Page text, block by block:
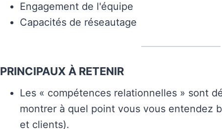
Engagement de l'équipe
Capacités de réseautage
PRINCIPAUX À RETENIR
Les « compétences relationnelles » sont
montrer à quel point vous vous entendez
et clients).